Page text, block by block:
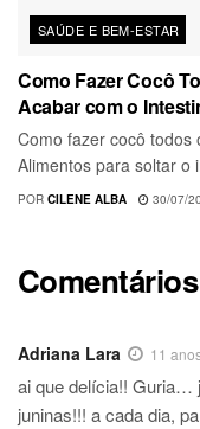
SAÚDE E BEM-ESTAR
Como Fazer Cocô
Acabar com o
Como fazer cocô todos
Alimentos para soltar o
POR CILENE ALBA 30/07/
Comentários
Adriana Lara 11
ai que delícia!! Guria…
juninas!!! a cada dia,